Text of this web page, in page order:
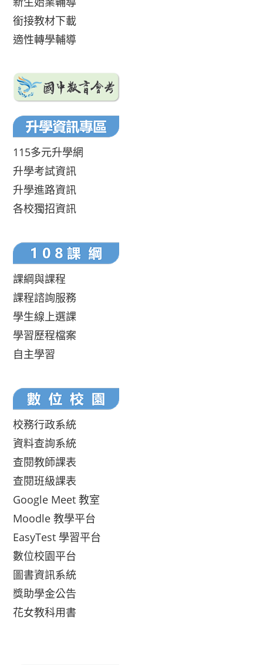
銜接教材下載
適性轉學輔導
115多元升學網
升學考試資訊
升學進路資訊
各校獨招資訊
課綱與課程
課程諮詢服務
學生線上選課
學習歷程檔案
自主學習
校務行政系統
資料查詢系統
查閱教師課表
查閱班級課表
Google Meet 教室
Moodle 教學平台
EasyTest 學習平台
數位校園平台
圖書資訊系統
獎助學金公告
花女教科用書